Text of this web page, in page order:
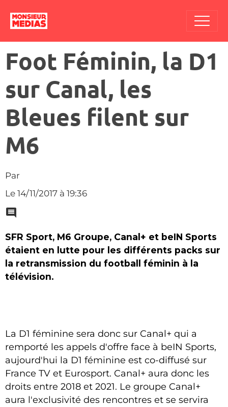
Foot Féminin, la D1
sur Canal, les
Bleues filent sur
M6
Par
Le 14/11/2017 à 19:36
SFR Sport, M6 Groupe, Canal+ et beIN Sports
étaient en lutte pour les différents packs sur
la retransmission du football féminin à la
télévision.
La D1 féminine sera donc sur Canal+ qui a
remporté les appels d'offre face à beIN Sports,
aujourd'hui la D1 féminine est co-diffusé sur
France TV et Eurosport. Canal+ aura donc les
droits entre 2018 et 2021. Le groupe Canal+
aura l'exclusivité des rencontres et se servira